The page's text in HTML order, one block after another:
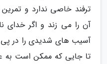
ترفند خاصی ندارد و
آن را می زند و اگر خدای
آسیب های شدیدی را در پی
تا جایی که ممکن است به